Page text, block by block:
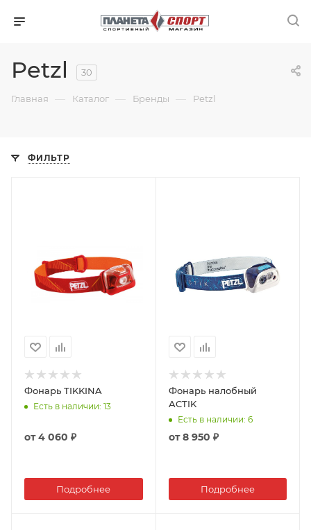
Petzl 30
Главная — Каталог — Бренды — Petzl
ФИЛЬТР
Фонарь TIKKINA
Есть в наличии: 13
от4 060 ₽
Подробнее
Фонарь налобный
ACTIK
Есть в наличии: 6
от8 950 ₽
Подробнее